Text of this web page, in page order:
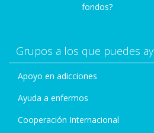
fondos?
Grupos a los que puedes
Apoyo en adicciones
Ayuda a enfermos
Cooperación Internacional